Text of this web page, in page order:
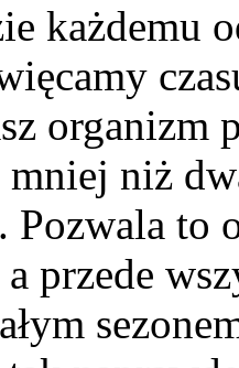
każdemu
organizm
mniej niż
Pozwala to
przede